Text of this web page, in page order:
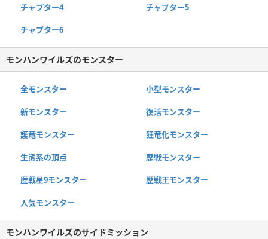
チャプター4 チャプター5
チャプター6
モンハンワイルズのモンスター
全モンスター 小型モンスター
新モンスター 復活モンスター
護竜モンスター 狂竜化モンスター
生態系の頂点 歴戦モンスター
歴戦星9モンスター 歴戦王モンスター
人気モンスター
モンハンワイルズのサイドミッション